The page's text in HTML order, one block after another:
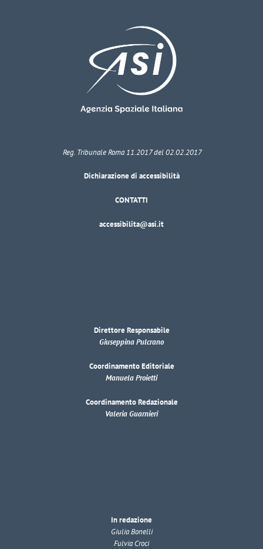
Reg. Tribunale Roma 11.2017 del 02.02.2017
Dichiarazione di accessibilità
CONTATTI
accessibilita@asi.it
Direttore Responsabile
Giuseppina Pulcrano
Coordinamento Editoriale
Manuela Proietti
Coordinamento Redazionale
Valeria Guarnieri
In redazione
Giulia Bonelli
Fulvia Croci